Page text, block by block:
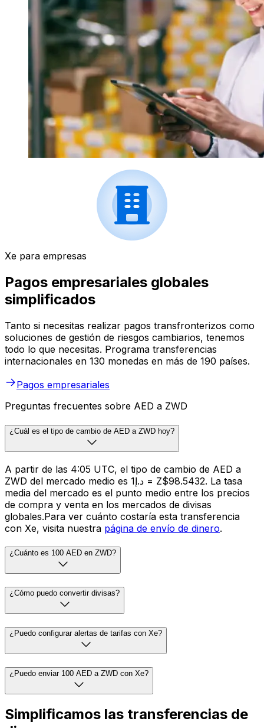
Xe para empresas
Pagos empresariales globales
simplificados
Tanto si necesitas realizar pagos transfronterizos como
soluciones de gestión de riesgos cambiarios, tenemos
todo lo que necesitas. Programa transferencias
internacionales en 130 monedas en más de 190 países.
Pagos empresariales
Preguntas frecuentes sobre AED a ZWD
¿Cuál es el tipo de cambio de AED a ZWD hoy?
A partir de las 4:05 UTC, el tipo de cambio de AED a
ZWD del mercado medio es د.إ1 = Z$98.5432. La tasa
media del mercado es el punto medio entre los precios
de compra y venta en los mercados de divisas
globales.Para ver cuánto costaría esta transferencia
con Xe, visita nuestra página de envío de dinero.
¿Cuánto es 100 AED en ZWD?
¿Cómo puedo convertir divisas?
¿Puedo configurar alertas de tarifas con Xe?
¿Puedo enviar 100 AED a ZWD con Xe?
Simplificamos las transferencias de